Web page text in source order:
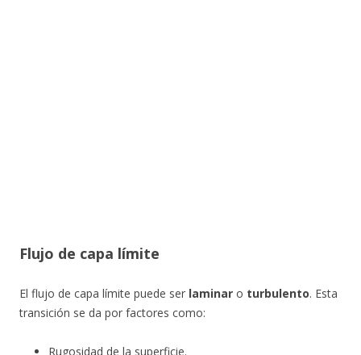
Flujo de capa límite
El flujo de capa límite puede ser laminar o turbulento. Esta
transición se da por factores como:
Rugosidad de la superficie.